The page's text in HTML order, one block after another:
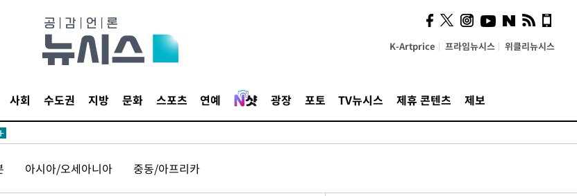
K-Artprice 프라임뉴시스 위클리뉴시스
사회 수도권 지방 문화 스포츠 연예 광장 포토 TV뉴시스 제휴 콘텐츠 제보
아시아/오세아니아 중동/아프리카